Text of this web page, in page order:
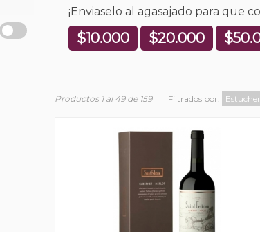
¡Enviaselo al agasajado para que
$10.000 $20.000
Productos 1 al 49 de 159 Filtrados por: